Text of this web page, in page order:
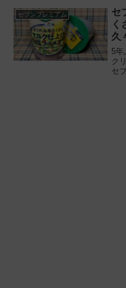
セブンプレミアム
セ
く
久
5年
ク
セ
草